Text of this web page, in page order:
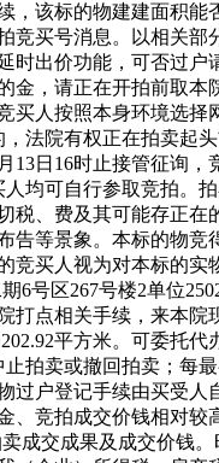
，该标的物建建面积
买号消息。以相关部
出价功能，可否过
，请正在开拍前取本
人按照本身环境选择
法院有权正在拍卖起
日16时止接管征询
均可自行参取竞拍。
、费及其可能存正在
等景象。本标的物竞
买人视为对本标的实
号区267号楼2单位
点相关手续，来本
平方米。可委托
拍卖或撤回拍卖；每
过户登记手续由买受
竞拍成交价钱相对较
成交成果及成交价钱。